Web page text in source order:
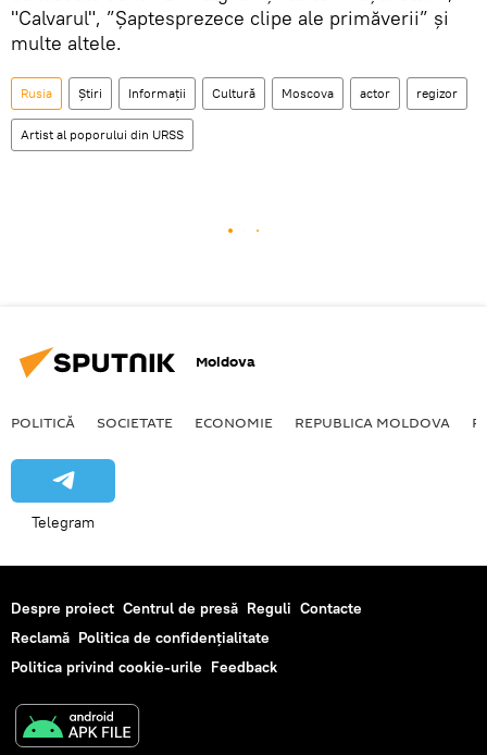
"Calvarul", ”Șaptesprezece clipe ale primăverii” şi
multe altele.
Rusia Știri Informații Cultură Moscova actor regizor
Artist al poporului din URSS
Moldova
POLITICĂ SOCIETATE ECONOMIE REPUBLICA MOLDOVA
Telegram
Despre proiect Centrul de presă Reguli Contacte
Reclamă Politica de confidențialitate
Politica privind cookie-urile Feedback